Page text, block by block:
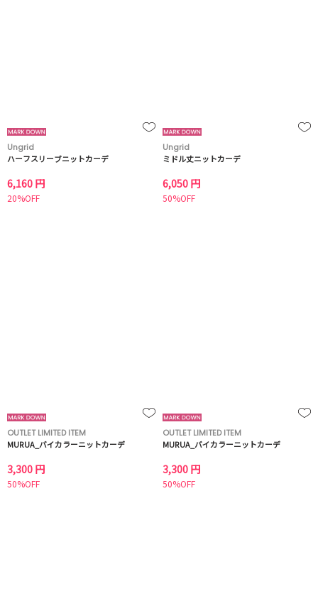
Ungrid
ハーフスリーブニットカーデ
6,160 円
20%OFF
Ungrid
ミドル丈ニットカーデ
6,050 円
50%OFF
OUTLET LIMITED ITEM
MURUA_バイカラーニットカーデ
3,300 円
50%OFF
OUTLET LIMITED ITEM
MURUA_バイカラーニットカーデ
3,300 円
50%OFF